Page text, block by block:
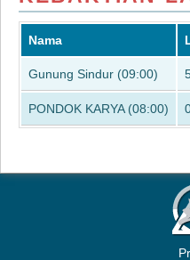
Nama
Gunung Sindur (09:00)
PONDOK KARYA (08:00)